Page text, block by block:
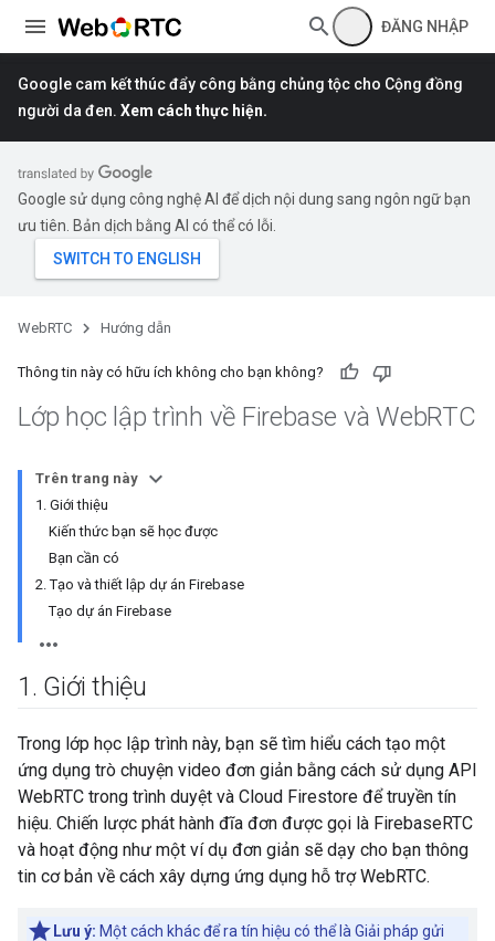
ĐĂNG NHẬP
Google cam kết thúc đẩy công bằng chủng tộc cho Cộng đồng
người da đen. Xem cách thực hiện.
Google sử dụng công nghệ AI để dịch nội dung sang ngôn ngữ bạn
ưu tiên. Bản dịch bằng AI có thể có lỗi.
WebRTC Hướng dẫn
Thông tin này có hữu ích không cho bạn không?
Lớp học lập trình về Firebase và WebRTC
Trên trang này
1. Giới thiệu
Kiến thức bạn sẽ học được
Bạn cần có
2. Tạo và thiết lập dự án Firebase
Tạo dự án Firebase
1. Giới thiệu
Trong lớp học lập trình này, bạn sẽ tìm hiểu cách tạo một
ứng dụng trò chuyện video đơn giản bằng cách sử dụng API
WebRTC trong trình duyệt và Cloud Firestore để truyền tín
hiệu. Chiến lược phát hành đĩa đơn được gọi là FirebaseRTC
và hoạt động như một ví dụ đơn giản sẽ dạy cho bạn thông
tin cơ bản về cách xây dựng ứng dụng hỗ trợ WebRTC.
Lưu ý: Một cách khác để ra tín hiệu có thể là Giải pháp gửi